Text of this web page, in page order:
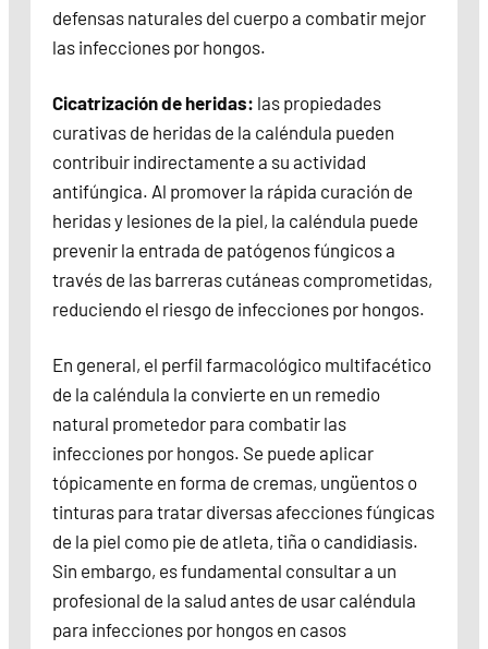
defensas naturales del cuerpo a combatir mejor
las infecciones por hongos.
Cicatrización de heridas: las propiedades
curativas de heridas de la caléndula pueden
contribuir indirectamente a su actividad
antifúngica. Al promover la rápida curación de
heridas y lesiones de la piel, la caléndula puede
prevenir la entrada de patógenos fúngicos a
través de las barreras cutáneas comprometidas,
reduciendo el riesgo de infecciones por hongos.
En general, el perfil farmacológico multifacético
de la caléndula la convierte en un remedio
natural prometedor para combatir las
infecciones por hongos. Se puede aplicar
tópicamente en forma de cremas, ungüentos o
tinturas para tratar diversas afecciones fúngicas
de la piel como pie de atleta, tiña o candidiasis.
Sin embargo, es fundamental consultar a un
profesional de la salud antes de usar caléndula
para infecciones por hongos en casos